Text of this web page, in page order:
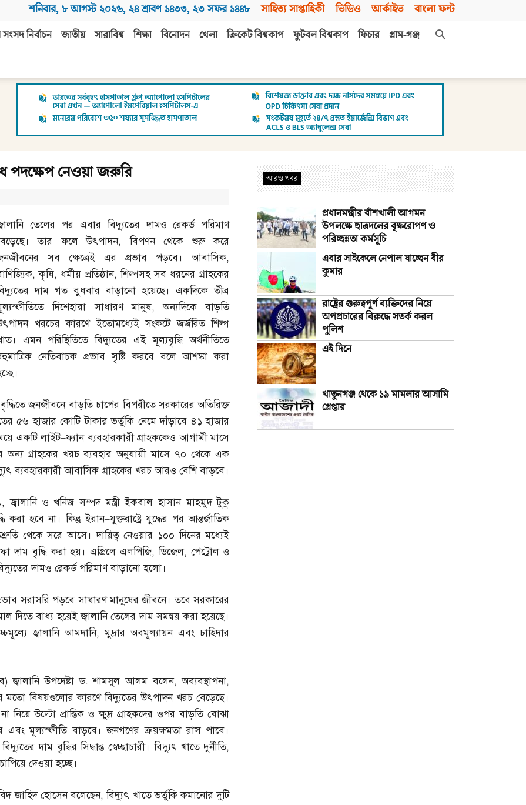
শনিবার, ৮ আগস্ট ২০২৬, ২৪ শ্রাবণ ১৪৩৩, ২৩ সফর ১৪৪৮ সাহিত্য সাপ্তাহিকী ভিডিও আর্কাইভ বাংলা ফন্ট
নির্বাচন জাতীয় সারাবিশ্ব শিক্ষা বিনোদন খেলা ক্রিকেট বিশ্বকাপ ফুটবল বিশ্বকাপ ফিচার
গ্রাম-গঞ্জ
পদক্ষেপ নেওয়া জরুরি
তেলের পর এবার বিদ্যুতের দামও রেকর্ড পরিমাণ
তার ফলে উৎপাদন,বিপণন থেকে শুরু করে
সব ক্ষেত্রেই এর প্রভাব পড়বে। আবাসিক,
,কৃষি, ধর্মীয় প্রতিষ্ঠান,শিল্পসহ সব ধরনের গ্রাহকের
দাম গত বুধবার বাড়ানো হয়েছে। একদিকে তীব্র
দিশেহারা সাধারণ মানুষ,অন্যদিকে বাড়তি
খরচের কারণে ইতোমধ্যেই সংকটে জর্জরিত শিল্প
এমন পরিস্থিতিতে বিদ্যুতের এই মূল্যবৃদ্ধি অর্থনীতিতে
নেতিবাচক প্রভাব সৃষ্টি করবে বলে আশঙ্কা করা
জনজীবনে বাড়তি চাপের বিপরীতে সরকারের অতিরিক্ত
৫৬ হাজার কোটি টাকার ভর্তুকি নেমে দাঁড়াবে ৪১ হাজার
একটি লাইট–ফ্যান ব্যবহারকারী গ্রাহককেও আগামী মাসে
অন্য গ্রাহকের খরচ ব্যবহার অনুযায়ী মাসে ৭০ থেকে এক
ব্যবহারকারী আবাসিক গ্রাহকের খরচ আরও বেশি বাড়বে।
,জ্বালানি ও খনিজ সম্পদ মন্ত্রী ইকবাল হাসান মাহমুদ টুকু
করা হবে না। কিন্তু ইরান–যুক্তরাষ্ট্রে যুদ্ধের পর আন্তর্জাতিক
থেকে সরে আসে। দায়িত্ব নেওয়ার ১০০ দিনের মধ্যেই
দাম বৃদ্ধি করা হয়। এপ্রিলে এলপিজি,ডিজেল, পেট্রোল ও
দামও রেকর্ড পরিমাণ বাড়ানো হলো।
সরাসরি পড়বে সাধারণ মানুষের জীবনে। তবে সরকারের
দিতে বাধ্য হয়েই জ্বালানি তেলের দাম সমন্বয় করা হয়েছে।
জ্বালানি আমদানি,মুদ্রার অবমূল্যায়ন এবং চাহিদার
)জ্বালানি উপদেষ্টা ড.শামসুল আলম বলেন,অব্যবস্থাপনা,
মতো বিষয়গুলোর কারণে বিদ্যুতের উৎপাদন খরচ বেড়েছে।
নিয়ে উল্টো প্রান্তিক ও ক্ষুদ্র গ্রাহকদের ওপর বাড়তি বোঝা
মূল্যস্ফীতি বাড়বে। জনগণের ক্রয়ক্ষমতা রাস পাবে।
দাম বৃদ্ধির সিদ্ধান্ত স্বেচ্ছাচারী। বিদ্যুৎ খাতে দুর্নীতি,
দেওয়া হচ্ছে।
জাহিদ হোসেন বলেছেন,বিদ্যুৎ খাতে ভর্তুকি কমানোর দুটি
আরও খবর
প্রধানমন্ত্রীর বাঁশখালী আগমন
উপলক্ষে ছাত্রদলের বৃক্ষরোপণ ও
পরিচ্ছন্নতা কর্মসূচি
এবার সাইকেলে নেপাল যাচ্ছেন বীর
কুমার
রাষ্ট্রের গুরুত্বপূর্ণ ব্যক্তিদের নিয়ে
অপপ্রচারের বিরুদ্ধে সতর্ক করল
পুলিশ
এই দিনে
খাতুনগঞ্জ থেকে ১৯ মামলার আসামি
গ্রেপ্তার